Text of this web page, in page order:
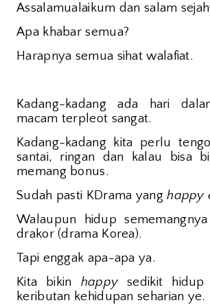
Assalamualaikum dan salam
Apa khabar semua?
Harapnya semua sihat walafiat.
Kadang-kadang ada hari
macam terpleot sangat.
Kadang-kadang kita perlu
santai, ringan dan kalau bisa
memang bonus.
Sudah pasti KDrama yanghappy
Walaupun hidup
drakor (drama Korea).
Tapi enggak apa-apa ya.
Kita bikin happy sedikit
keributan kehidupan seharian ye.